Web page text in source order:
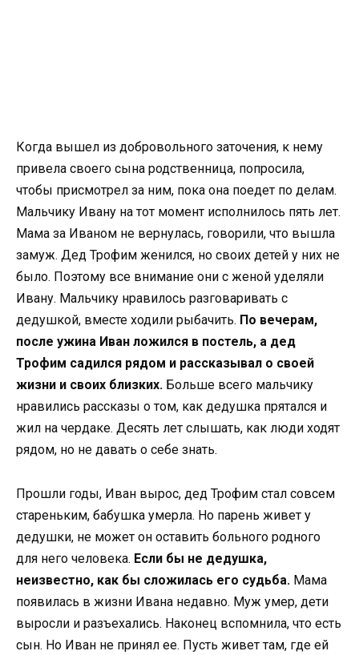
Когда вышел из добровольного заточения, к нему
привела своего сына родственница, попросила,
чтобы присмотрел за ним, пока она поедет по делам.
Мальчику Ивану на тот момент исполнилось пять лет.
Мама за Иваном не вернулась, говорили, что вышла
замуж. Дед Трофим женился, но своих детей у них не
было. Поэтому все внимание они с женой уделяли
Ивану. Мальчику нравилось разговаривать с
дедушкой, вместе ходили рыбачить. По вечерам,
после ужина Иван ложился в постель, а дед
Трофим садился рядом и рассказывал о своей
жизни и своих близких. Больше всего мальчику
нравились рассказы о том, как дедушка прятался и
жил на чердаке. Десять лет слышать, как люди ходят
рядом, но не давать о себе знать.
Прошли годы, Иван вырос, дед Трофим стал совсем
стареньким, бабушка умерла. Но парень живет у
дедушки, не может он оставить больного родного
для него человека. Если бы не дедушка,
неизвестно, как бы сложилась его судьба. Мама
появилась в жизни Ивана недавно. Муж умер, дети
выросли и разъехались. Наконец вспомнила, что есть
сын. Но Иван не принял ее. Пусть живет там, где ей